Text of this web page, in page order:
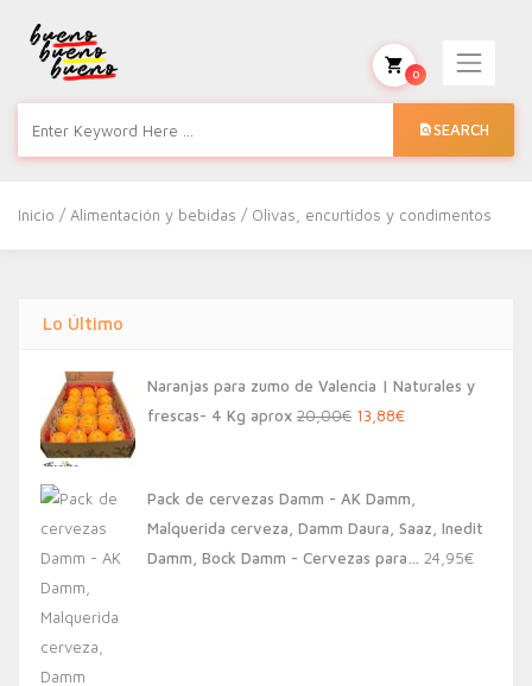
SEARCH
0
Inicio /Alimentación y bebidas / Olivas, encurtidos y condimentos
Lo Último
Naranjas para zumo de Valencia | Naturales y
frescas- 4 Kg aprox 20,00€ El
era:
20,00€.
13,88€El
es:
13,88€.
Pack de cervezas Damm - AK Damm,
Malquerida cerveza, Damm Daura, Saaz, Inedit
Damm, Bock Damm - Cervezas para… 24,95€